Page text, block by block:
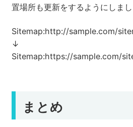
置場所も更新をするようにしまし
Sitemap:http://sample.com/
↓
Sitemap:https://sample.com/
まとめ